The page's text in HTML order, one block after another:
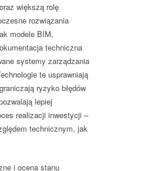
większą rolę
rozwiązania
modele BIM,
techniczna
systemy zarządzania
te usprawniają
ryzyko błędów
lepiej
realizacji inwestycji –
technicznym, jak
i ocena stanu